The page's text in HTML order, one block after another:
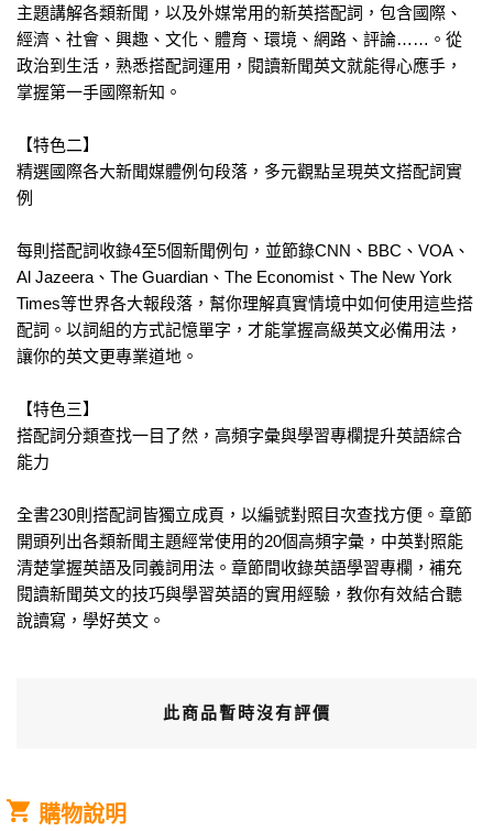
主題講解各類新聞，以及外媒常用的新英搭配詞，包含國際、
經濟、社會、興趣、文化、體育、環境、網路、評論……。從
政治到生活，熟悉搭配詞運用，閱讀新聞英文就能得心應手，
掌握第一手國際新知。
【特色二】
精選國際各大新聞媒體例句段落，多元觀點呈現英文搭配詞實
例
每則搭配詞收錄4至5個新聞例句，並節錄CNN、BBC、VOA、
Al Jazeera、The Guardian、The Economist、The New York
Times等世界各大報段落，幫你理解真實情境中如何使用這些搭
配詞。以詞組的方式記憶單字，才能掌握高級英文必備用法，
讓你的英文更專業道地。
【特色三】
搭配詞分類查找一目了然，高頻字彙與學習專欄提升英語綜合
能力
全書230則搭配詞皆獨立成頁，以編號對照目次查找方便。章節
開頭列出各類新聞主題經常使用的20個高頻字彙，中英對照能
清楚掌握英語及同義詞用法。章節間收錄英語學習專欄，補充
閱讀新聞英文的技巧與學習英語的實用經驗，教你有效結合聽
說讀寫，學好英文。
此商品暫時沒有評價
購物說明